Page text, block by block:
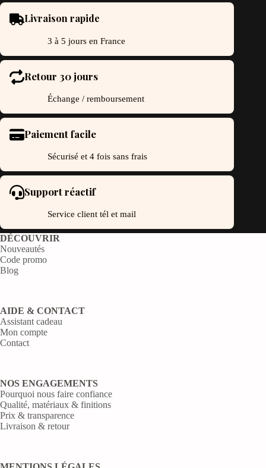
du
Livraison rapide
3 à 5 jours en France
Retour 30 jours
Échange / remboursement
Paiement facile
Sécurisé et 4 fois sans frais
Support réactif
Service client tél et mail
DÉCOUVRIR
Nouveautés
Code promo
Blog
AIDE & CONTACT
Assistant cadeau
Mon compte
Contact
NOS ENGAGEMENTS
Pourquoi nous faire confiance
Qualité, matériaux & finitions
Prix & transparence
Livraison & retour